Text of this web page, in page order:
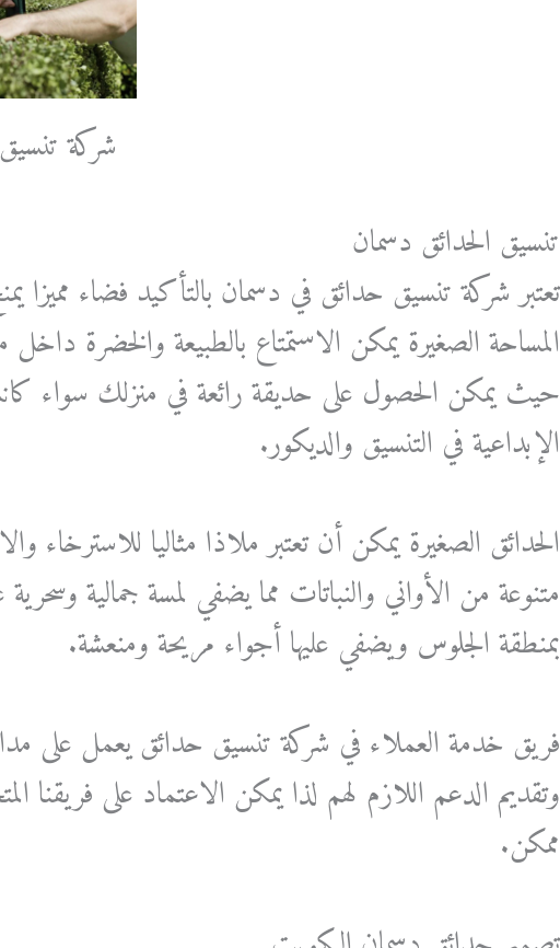
شركة
تنسيق الحدائق دسمان
تعتبر شركة تنسيق حدائق في دسمان بالتأكيد فضاء
المساحة الصغيرة يمكن الاستمتاع بالطبيعة والخضرة
حيث يمكن الحصول على حديقة رائعة في منزلك سواء
الإبداعية في التنسيق والديكور.
الحدائق الصغيرة يمكن أن تعتبر ملاذا مثاليا للاسترخاء
متنوعة من الأواني والنباتات مما يضفي لمسة جمالية
بمنطقة الجلوس ويضفي عليها أجواء مريحة ومنعشة.
فريق خدمة العملاء في شركة تنسيق حدائق يعمل على
وتقديم الدعم اللازم لهم لذا يمكن الاعتماد على
ممكن.